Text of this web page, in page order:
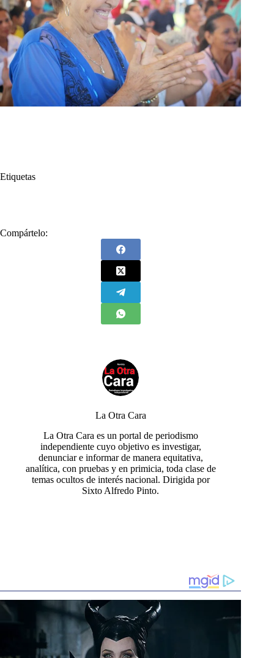
Etiquetas
Compártelo:
La Otra Cara
La Otra Cara es un portal de periodismo
independiente cuyo objetivo es investigar,
denunciar e informar de manera equitativa,
analítica, con pruebas y en primicia, toda clase de
temas ocultos de interés nacional. Dirigida por
Sixto Alfredo Pinto.